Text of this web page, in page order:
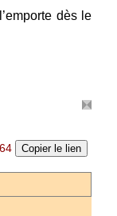
Les
2007 -
ont été les
de Fadila
le ciel
dès le
Copier le lien